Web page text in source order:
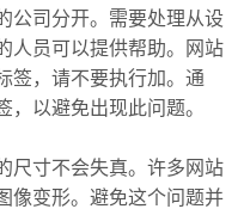
公司分开。需要处理从设
人员可以提供帮助。网站
签，请不要执行加。通
以避免出现此问题。
寸不会失真。许多网站
像变形。避免这个问题并